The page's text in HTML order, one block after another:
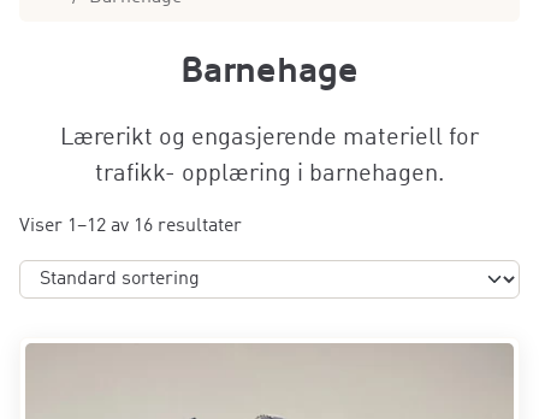
Barnehage
Lærerikt og engasjerende materiell for
trafikk- opplæring i barnehagen.
Viser 1–12 av 16 resultater